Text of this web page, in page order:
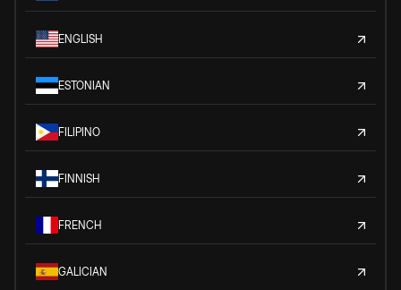
ENGLISH
ESTONIAN
FILIPINO
FINNISH
FRENCH
GALICIAN